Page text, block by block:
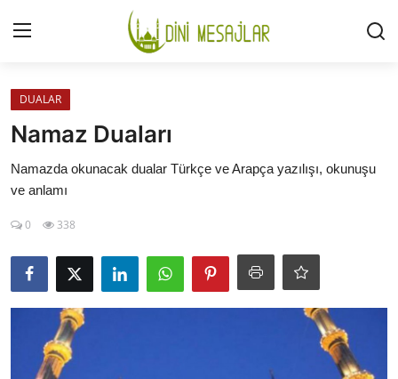
Giriş
GÜNDEM
DESTEKLİYORUM
SURELER
NAMAZ
DUALAR
Namaz Duaları
Namazda okunacak dualar Türkçe ve Arapça yazılışı, okunuşu
ve anlamı
0 338